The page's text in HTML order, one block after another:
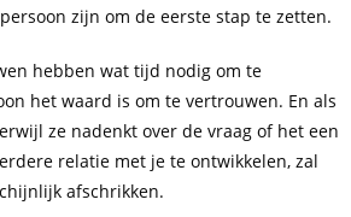
zijn om de eerste stap te zetten.
hebben wat tijd nodig om te
het waard is om te vertrouwen. En als
ze nadenkt over de vraag of het een
relatie met je te ontwikkelen, zal
afschrikken.